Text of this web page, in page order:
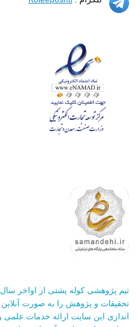
تحقیقات و پژوهش را به صورت
اندازی این سایت ارائه خدمات